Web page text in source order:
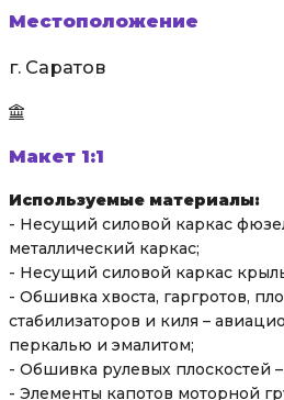
Местоположение
г. Саратов
Макет 1:1
Используемые материалы:
- Несущий силовой каркас
металлический каркас;
- Несущий силовой каркас
- Обшивка хвоста, гаргротов,
стабилизаторов и киля –
перкалью и эмалитом;
- Обшивка рулевых плоскостей
- Элементы капотов моторной